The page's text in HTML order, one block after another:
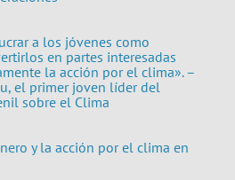
a los jóvenes como
en partes interesadas
la acción por el clima». –
el primer joven líder del
sobre el Clima
y la acción por el clima en